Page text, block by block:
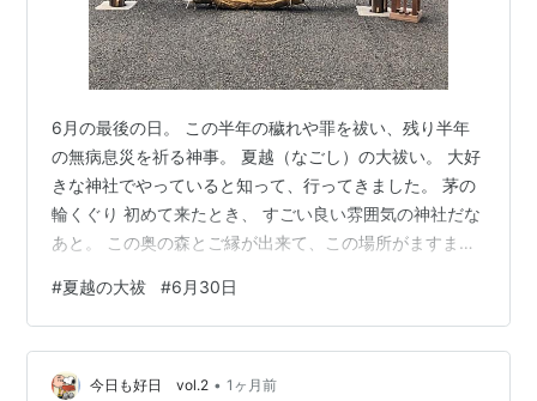
6月の最後の日。 この半年の穢れや罪を祓い、残り半年
の無病息災を祈る神事。 夏越（なごし）の大祓い。 大好
きな神社でやっていると知って、行ってきました。 茅の
輪くぐり 初めて来たとき、 すごい良い雰囲気の神社だな
あと。 この奥の森とご縁が出来て、この場所がますます
ました、美しいですね〜〜 あちこちに吊られた風鈴の音
がまた美しい・・・・ 久しぶりの茅の輪くぐり、 左足、
右足、左足の順番を、完全に忘れて間違えまし
た・・・。 まあ仕方もなし。 七夕の笹が飾られ、三つ足
#夏越の大祓 #6月30日
今日も好日 vol.2 • 1ヶ月前